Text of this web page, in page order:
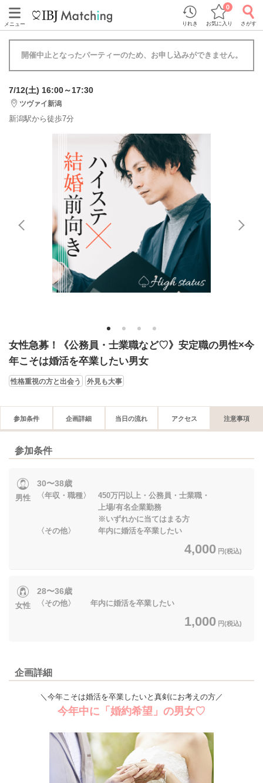
メニュー りれき お気に入り
0
さがす
開催中止となったパーティーのため、お申し込みができません。
7/12(土) 16:00～17:30
ツヴァイ新潟
新潟駅から徒歩7分
1 2 3 4
女性急募！《公務員・士業職など♡》安定職の男性×今
年こそは婚活を卒業したい男女
性格重視の方と出会う 外見も大事
参加条件 企画詳細 当日の流れ アクセス 注意事項
参加条件
男性
30〜38歳
〈年収・職種〉 450万円以上・公務員・士業職・
上場/有名企業勤務
※いずれかに当てはまる方
〈その他〉 年内に婚活を卒業したい
4,000 円(税込)
女性
28〜36歳
〈その他〉 年内に婚活を卒業したい
1,000 円(税込)
企画詳細
＼今年こそは婚活を卒業したいと真剣にお考えの方／
今年中に「婚約希望」の男女♡